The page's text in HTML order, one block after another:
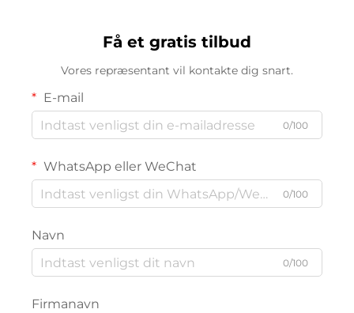
Få et gratis tilbud
Vores repræsentant vil kontakte dig snart.
E-mail
0/100
WhatsApp eller WeChat
0/100
Navn
0/100
Firmanavn